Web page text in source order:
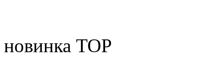
новинка TOP